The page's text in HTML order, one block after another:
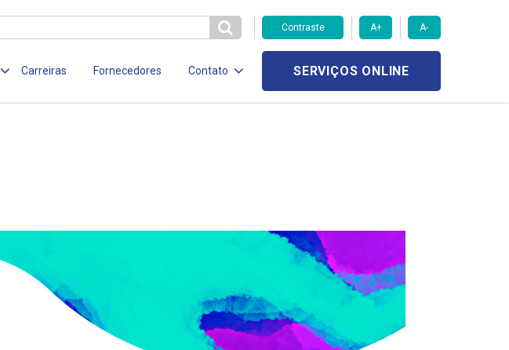
Contraste A+ A-
Carreiras Fornecedores Contato SERVIÇOS ONLINE